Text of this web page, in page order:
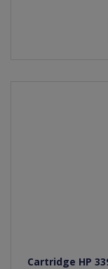
Cartridge HP